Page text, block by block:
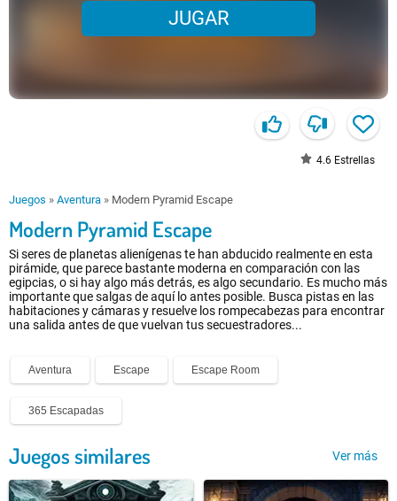
JUGAR
4.6 Estrellas
Juegos » Aventura » Modern Pyramid Escape
Modern Pyramid Escape
Si seres de planetas alienígenas te han abducido realmente en esta
pirámide, que parece bastante moderna en comparación con las
egipcias, o si hay algo más detrás, es algo secundario. Es mucho más
importante que salgas de aquí lo antes posible. Busca pistas en las
habitaciones y cámaras y resuelve los rompecabezas para encontrar
una salida antes de que vuelvan tus secuestradores...
Aventura Escape Escape Room
365 Escapadas
Juegos similares Ver más